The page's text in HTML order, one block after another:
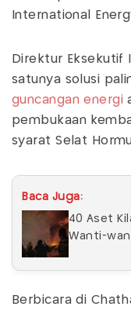
International
Direktur Eksekutif
satunya solusi
guncangan energi
pembukaan
syarat Selat
Baca Juga:
40 Aset
Wanti-
Berbicara di